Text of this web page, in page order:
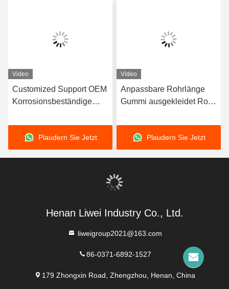
Video
Customized Support OEM
Korrosionsbeständige
langlebiger
Naturkautschuk Neopren
EPDM und Nitril-
Plaudern Sie Jetzt
Video
Anpassbare Rohrlänge
Gummi ausgekleidet Rohr
Auskleidungsdicke mit
hervorragender
Korrosionsbeständigkeit
Plaudern Sie Jetzt
Henan Liwei Industry Co., Ltd.
liweigroup2021@163.com
86-0371-6892-1527
179 Zhongxin Road, Zhengzhou, Henan, China